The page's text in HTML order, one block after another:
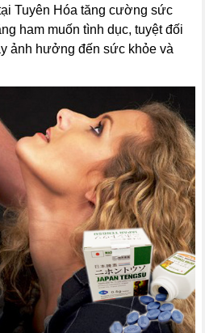
Tuyên Hóa tăng cường sức
ham muốn tình dục, tuyệt đối
ảnh hưởng đến sức khỏe và